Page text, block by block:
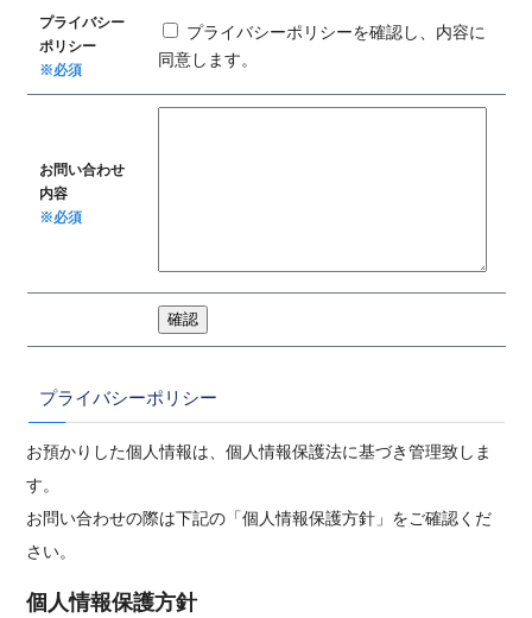
プライバシー
ポリシー
※必須
プライバシーポリシーを確認し、内容に
同意します。
お問い合わせ
内容
※必須
プライバシーポリシー
お預かりした個人情報は、個人情報保護法に基づき管理致しま
す。
お問い合わせの際は下記の「個人情報保護方針」をご確認くだ
さい。
個人情報保護方針